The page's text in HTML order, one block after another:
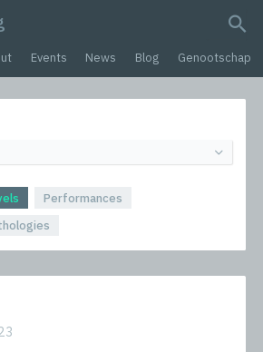
Events News Blog Genootschap
Performances